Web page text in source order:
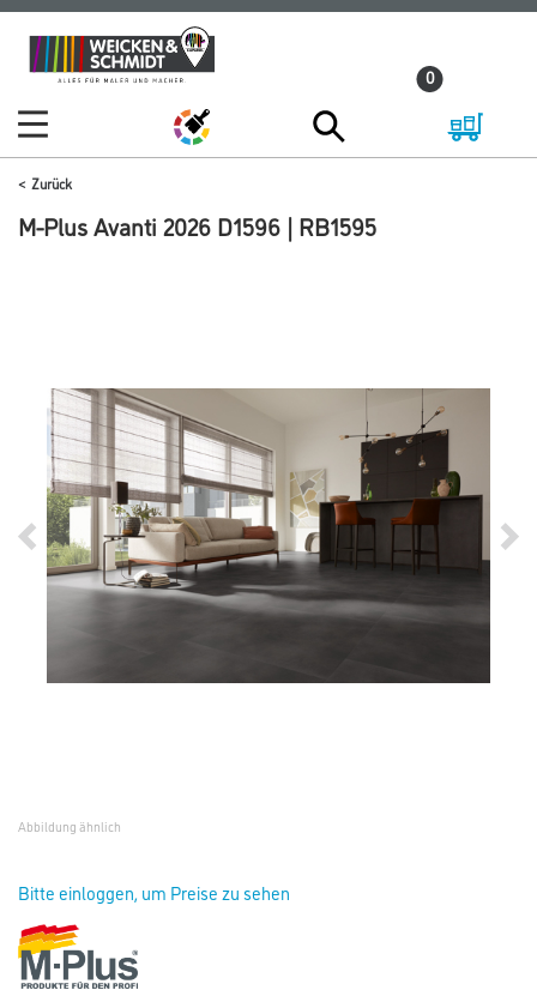
Zum
Inhalt
Zum
Navigationsmenü
0
Zurück
M-Plus Avanti 2026 D1596 | RB1595
Abbildung ähnlich
Bitte einloggen, um Preise zu sehen